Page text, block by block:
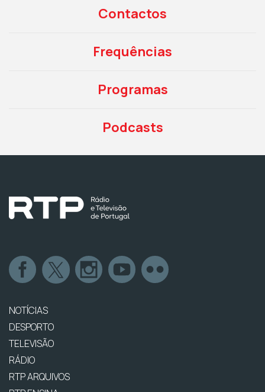
Contactos
Frequências
Programas
Podcasts
NOTÍCIAS
DESPORTO
TELEVISÃO
RÁDIO
RTP ARQUIVOS